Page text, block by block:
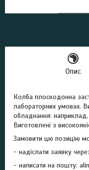
Опис
Колба плоскодонна
лабораторних умовах.
обладнання:
Виготовлені з
Замовити цю позицію
- надіслати заявку
- написати на пошту: